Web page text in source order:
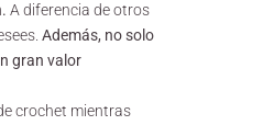
A diferencia de otros
Además, no solo
gran valor
crochet mientras